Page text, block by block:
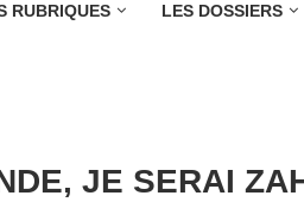
RUBRIQUES LES DOSSIERS
JE SERAI